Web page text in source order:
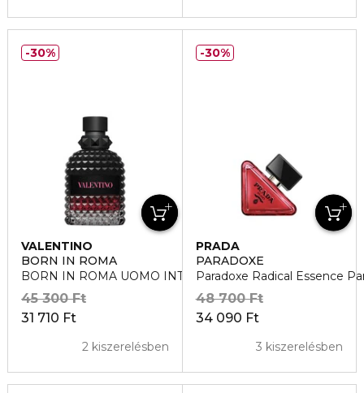
VALENTINO
BORN IN ROMA
BORN IN ROMA UOMO INTENSE Eau de Parfum
31 710 Ft
45 300 Ft
2 kiszerelésben
30%
PRADA
PARADOXE
Paradoxe Radical Essence
34 090 Ft
48 700 Ft
3 kiszerelésben
30%